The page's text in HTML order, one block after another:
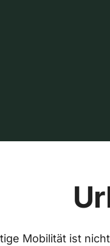
Mobilität ist